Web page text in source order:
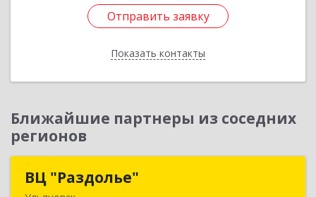
Отправить заявку
Показать контакты
Отправить заявку
Назад
Ближайшие партнеры из соседних
регионов
ВЦ "Раздолье"